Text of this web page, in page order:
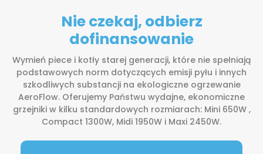
Nie czekaj, odbierz
dofinansowanie
Wymień piece i kotły starej generacji, które nie spełniają
podstawowych norm dotyczących emisji pyłu i innych
szkodliwych substancji na ekologiczne ogrzewanie
AeroFlow. Oferujemy Państwu wydajne, ekonomiczne
grzejniki w kilku standardowych rozmiarach: Mini 650W ,
Compact 1300W, Midi 1950W i Maxi 2450W.